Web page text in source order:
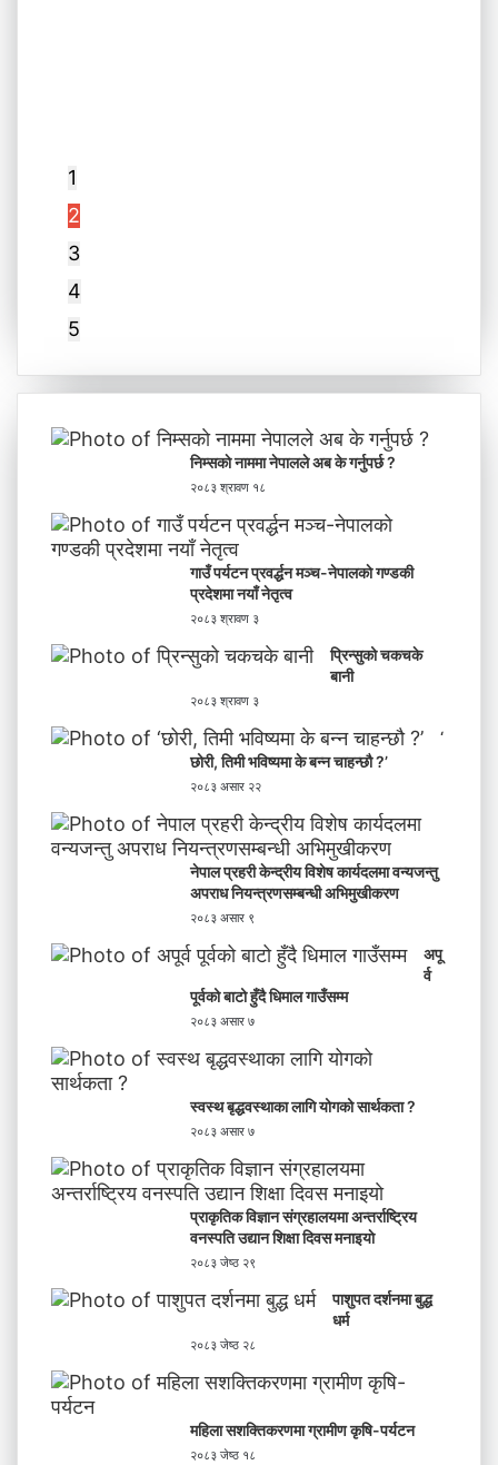
1
2
3
4
5
निम्सकाे नाममा नेपालले अब के गर्नुपर्छ ?
२०८३ श्रावण १८
गाउँ पर्यटन प्रवर्द्धन मञ्च-नेपालकाे गण्डकी
प्रदेशमा नयाँ नेतृत्व
२०८३ श्रावण ३
प्रिन्सुको चकचके
बानी
२०८३ श्रावण ३
‘
छोरी, तिमी भविष्यमा के बन्न चाहन्छौ ?’
२०८३ असार २२
नेपाल प्रहरी केन्द्रीय विशेष कार्यदलमा वन्यजन्तु
अपराध नियन्त्रणसम्बन्धी अभिमुखीकरण
२०८३ असार ९
अपू
र्व
पूर्वको बाटो हुँदै धिमाल गाउँसम्म
२०८३ असार ७
स्वस्थ बृद्धवस्थाका लागि योगको सार्थकता ?
२०८३ असार ७
प्राकृतिक विज्ञान संग्रहालयमा अन्तर्राष्ट्रिय
वनस्पति उद्यान शिक्षा दिवस मनाइयाे
२०८३ जेष्ठ २९
पाशुपत दर्शनमा बुद्ध
धर्म​
२०८३ जेष्ठ २८
महिला सशक्तिकरणमा ग्रामीण कृषि-पर्यटन
२०८३ जेष्ठ १८